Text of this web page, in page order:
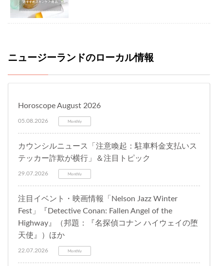
ニュージーランドのローカル情報
Horoscope August 2026
05.08.2026 Monthly
カウンシルニュース「注意喚起：駐車料金支払いス
テッカー詐欺が横行」＆注目トピック
29.07.2026 Monthly
注目イベント・映画情報「Nelson Jazz Winter
Fest」『Detective Conan: Fallen Angel of the
Highway』（邦題：『名探偵コナン ハイウェイの堕
天使』）ほか
22.07.2026 Monthly